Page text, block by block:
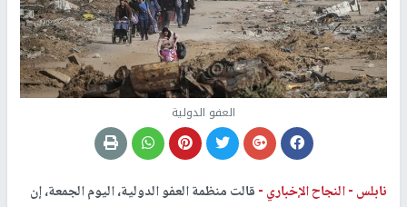
العفو الدولية
نابلس -النجاح الإخباري -قالت منظمة العفو الدولية، اليوم الجمعة، إن